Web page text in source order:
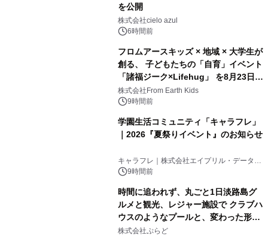
を公開
株式会社cielo azul
6時間前
フロムアースキッズ × 地域 × 大学生が
創る、 子どもたちの「自育」イベント
「諸福ジーク×Lifehug」 を8月23日
(日)開催
株式会社From Earth Kids
9時間前
学園生活コミュニティ「キャラフレ」
｜2026『夏祭りイベント』のお知らせ
キャラフレ｜株式会社エイプリル・データ・
デザインズ
9時間前
時間に追われず、丸ごと1日淡路島グ
ルメと観光、レジャー施設で クラブハ
ウスのようなプールと、変わった形の
サウナも 「THE BOXY AWAJI」のお
株式会社ぷらど